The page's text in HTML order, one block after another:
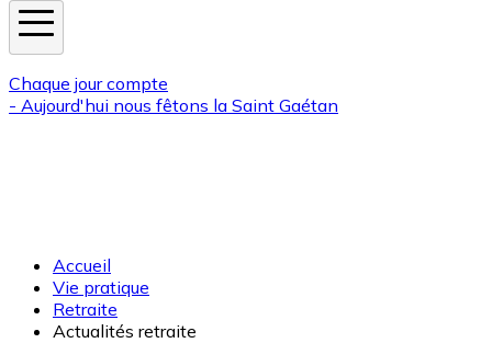
Chaque jour compte
- Aujourd'hui nous fêtons la Saint Gaétan
Accueil
Vie pratique
Retraite
Actualités retraite